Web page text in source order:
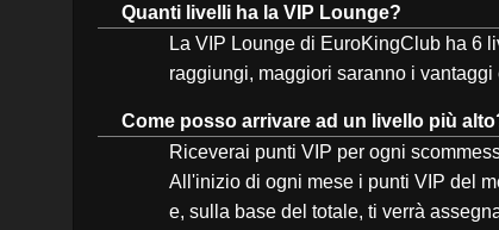
Quanti livelli ha la VIP Lounge?
La VIP Lounge di EuroKingClub ha 6
raggiungi, maggiori saranno i
Come posso arrivare ad un livello più
Riceverai punti VIP per ogni
All'inizio di ogni mese i punti VIP del
e, sulla base del totale, ti verrà